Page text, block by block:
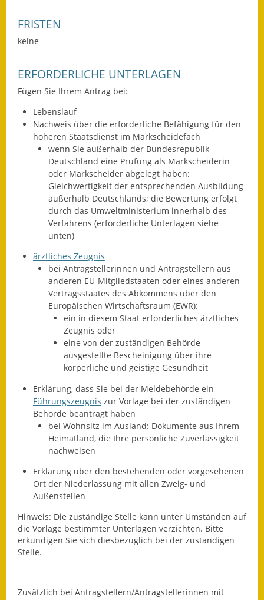
Leben
Bauen und Wohnen
Baugebiete & Bauplätze
Bauwasser/Wasser/Abwasser
Bebauungspläne
Bodenrichtwerte
Flächennutzungsplan
Gutachterausschuss
Landessanierungsprogramm
Mietspiegel
Rückstausicherung von
Gebäuden
Hochwassergefahrenkarte
Gemeindehalle und
Bürgerhaus
Kernzeitbetreuung
Bevölkerungsschutz
Kinderbetreuung
Ver- & Entsorgung
FRISTEN
keine
ERFORDERLICHE UNTERLAGEN
Fügen Sie Ihrem Antrag bei:
Lebenslauf
Nachweis über die erforderliche Befähigung für den
höheren Staatsdienst im Markscheidefach
wenn Sie außerhalb der Bundesrepublik
Deutschland eine Prüfung als Markscheiderin
oder Markscheider abgelegt haben:
Gleichwertigkeit der entsprechenden Ausbildung
außerhalb Deutschlands; die Bewertung erfolgt
durch das Umweltministerium innerhalb des
Verfahrens (erforderliche Unterlagen siehe
unten)
ärztliches Zeugnis
bei Antragstellerinnen und Antragstellern aus
anderen EU-Mitgliedstaaten oder eines anderen
Vertragsstaates des Abkommens über den
Europäischen Wirtschaftsraum (EWR):
ein in diesem Staat erforderliches ärztliches
Zeugnis oder
eine von der zuständigen Behörde
ausgestellte Bescheinigung über ihre
körperliche und geistige Gesundheit
Erklärung, dass Sie bei der Meldebehörde ein
Führungszeugnis zur Vorlage bei der zuständigen
Behörde beantragt haben
bei Wohnsitz im Ausland: Dokumente aus Ihrem
Heimatland, die Ihre persönliche Zuverlässigkeit
nachweisen
Erklärung über den bestehenden oder vorgesehenen
Ort der Niederlassung mit allen Zweig- und
Außenstellen
Hinweis: Die zuständige Stelle kann unter Umständen auf
die Vorlage bestimmter Unterlagen verzichten. Bitte
erkundigen Sie sich diesbezüglich bei der zuständigen
Stelle.
Zusätzlich bei Antragstellern/Antragstellerinnen mit